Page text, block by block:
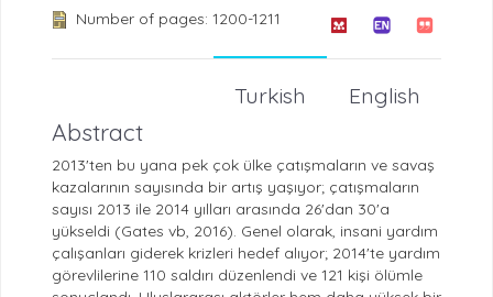
Number of pages: 1200-1211
English
Turkish
Abstract
2013'ten bu yana pek çok ülke çatışmaların ve savaş
kazalarının sayısında bir artış yaşıyor; çatışmaların
sayısı 2013 ile 2014 yılları arasında 26'dan 30'a
yükseldi (Gates vb, 2016). Genel olarak, insani yardım
çalışanları giderek krizleri hedef alıyor; 2014'te yardım
görevlilerine 110 saldırı düzenlendi ve 121 kişi ölümle